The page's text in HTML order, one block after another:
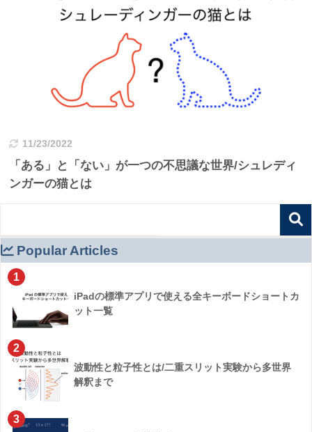
11/23/2022
「ある」と「ない」が一つの不思議な世界/シュレディ
ンガーの猫とは
Popular Articles
1
iPadの標準アプリで使える全キーボードショートカ
ット一覧
2
波動性と粒子性とは/二重スリット実験から多世界
解釈まで
3